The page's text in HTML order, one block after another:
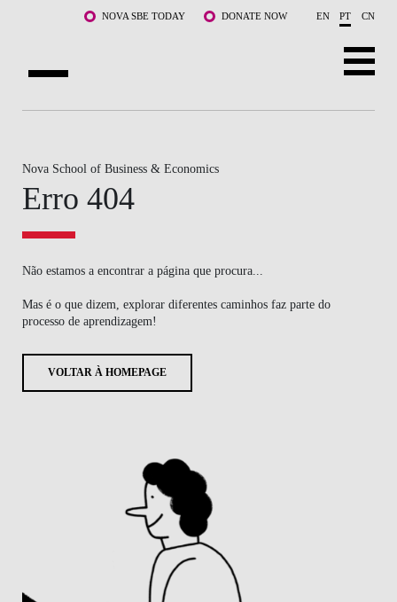
Saltar para o conteúdo principalNOVA SBE TODAY DONATE NOW EN PT CN
CURSOS
DOCENTES E INVESTIGAÇÃO
COMUNIDADE
WHAT'S HAPPENING
Nova School of Business & Economics
Erro 404
Não estamos a encontrar a página que procura...
Mas é o que dizem, explorar diferentes caminhos faz parte do
processo de aprendizagem!
VOLTAR À HOMEPAGE